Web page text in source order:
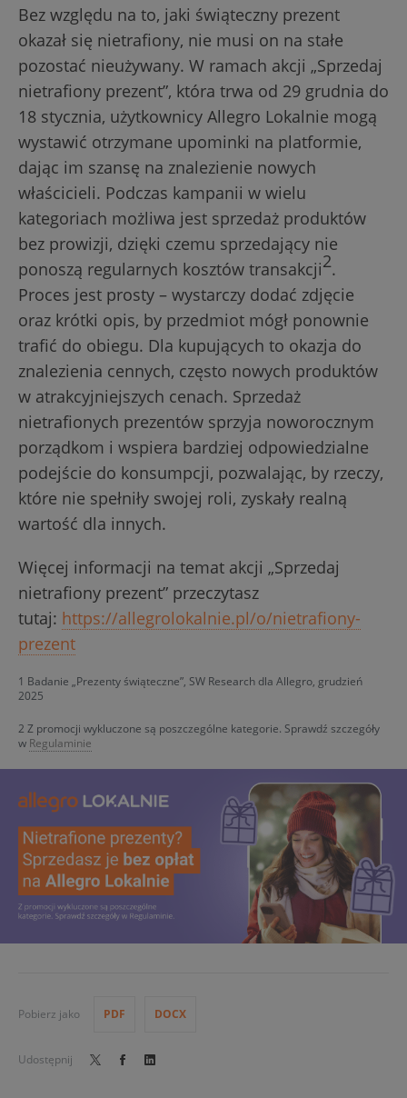
Bez względu na to, jaki świąteczny prezent
okazał się nietrafiony, nie musi on na stałe
pozostać nieużywany. W ramach akcji „Sprzedaj
nietrafiony prezent”, która trwa od 29 grudnia do
18 stycznia, użytkownicy Allegro Lokalnie mogą
wystawić otrzymane upominki na platformie,
dając im szansę na znalezienie nowych
właścicieli. Podczas kampanii w wielu
kategoriach możliwa jest sprzedaż produktów
bez prowizji, dzięki czemu sprzedający nie
ponoszą regularnych kosztów transakcji2.
Proces jest prosty – wystarczy dodać zdjęcie
oraz krótki opis, by przedmiot mógł ponownie
trafić do obiegu. Dla kupujących to okazja do
znalezienia cennych, często nowych produktów
w atrakcyjniejszych cenach. Sprzedaż
nietrafionych prezentów sprzyja noworocznym
porządkom i wspiera bardziej odpowiedzialne
podejście do konsumpcji, pozwalając, by rzeczy,
które nie spełniły swojej roli, zyskały realną
wartość dla innych.
Więcej informacji na temat akcji „Sprzedaj
nietrafiony prezent” przeczytasz
tutaj: https://allegrolokalnie.pl/o/nietrafiony-
prezent
1 Badanie „Prezenty świąteczne”, SW Research dla Allegro, grudzień
2025
2 Z promocji wykluczone są poszczególne kategorie. Sprawdź szczegóły
w Regulaminie
Pobierz jako PDF DOCX
Udostępnij